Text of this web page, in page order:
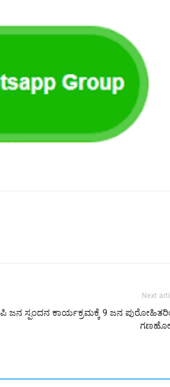
Next
ಜನ ಸ್ಪಂದನ ಕಾರ್ಯಕ್ರಮಕ್ಕೆ 9 ಜನ